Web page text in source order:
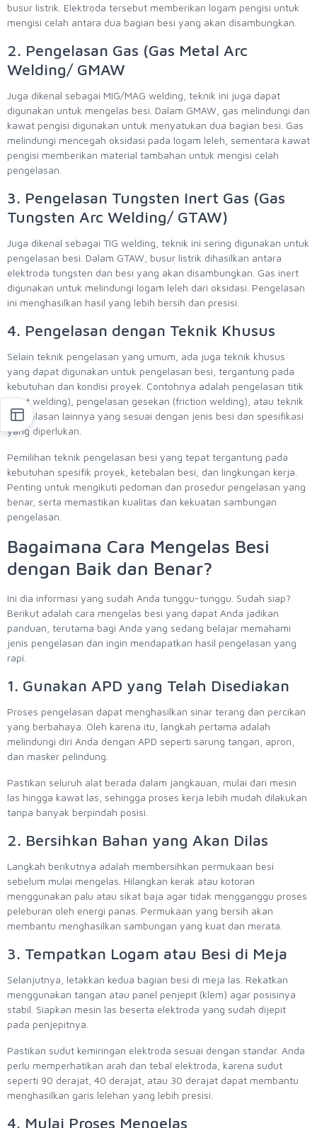
busur listrik. Elektroda tersebut memberikan logam pengisi untuk
mengisi celah antara dua bagian besi yang akan disambungkan.
2. Pengelasan Gas (Gas Metal Arc
Welding/ GMAW
Juga dikenal sebagai MIG/MAG welding, teknik ini juga dapat
digunakan untuk mengelas besi. Dalam GMAW, gas melindungi dan
kawat pengisi digunakan untuk menyatukan dua bagian besi. Gas
melindungi mencegah oksidasi pada logam leleh, sementara kawat
pengisi memberikan material tambahan untuk mengisi celah
pengelasan.
3. Pengelasan Tungsten Inert Gas (Gas
Tungsten Arc Welding/ GTAW)
Juga dikenal sebagai TIG welding, teknik ini sering digunakan untuk
pengelasan besi. Dalam GTAW, busur listrik dihasilkan antara
elektroda tungsten dan besi yang akan disambungkan. Gas inert
digunakan untuk melindungi logam leleh dari oksidasi. Pengelasan
ini menghasilkan hasil yang lebih bersih dan presisi.
4. Pengelasan dengan Teknik Khusus
Selain teknik pengelasan yang umum, ada juga teknik khusus
yang dapat digunakan untuk pengelasan besi, tergantung pada
kebutuhan dan kondisi proyek. Contohnya adalah pengelasan titik
(spot welding), pengelasan gesekan (friction welding), atau teknik
pengelasan lainnya yang sesuai dengan jenis besi dan spesifikasi
yang diperlukan.
Pemilihan teknik pengelasan besi yang tepat tergantung pada
kebutuhan spesifik proyek, ketebalan besi, dan lingkungan kerja.
Penting untuk mengikuti pedoman dan prosedur pengelasan yang
benar, serta memastikan kualitas dan kekuatan sambungan
pengelasan.
Bagaimana Cara Mengelas Besi
dengan Baik dan Benar?
Ini dia informasi yang sudah Anda tunggu-tunggu. Sudah siap?
Berikut adalah cara mengelas besi yang dapat Anda jadikan
panduan, terutama bagi Anda yang sedang belajar memahami
jenis pengelasan dan ingin mendapatkan hasil pengelasan yang
rapi.
1. Gunakan APD yang Telah Disediakan
Proses pengelasan dapat menghasilkan sinar terang dan percikan
yang berbahaya. Oleh karena itu, langkah pertama adalah
melindungi diri Anda dengan APD seperti sarung tangan, apron,
dan masker pelindung.
Pastikan seluruh alat berada dalam jangkauan, mulai dari mesin
las hingga kawat las, sehingga proses kerja lebih mudah dilakukan
tanpa banyak berpindah posisi.
2. Bersihkan Bahan yang Akan Dilas
Langkah berikutnya adalah membersihkan permukaan besi
sebelum mulai mengelas. Hilangkan kerak atau kotoran
menggunakan palu atau sikat baja agar tidak mengganggu proses
peleburan oleh energi panas. Permukaan yang bersih akan
membantu menghasilkan sambungan yang kuat dan merata.
3. Tempatkan Logam atau Besi di Meja
Selanjutnya, letakkan kedua bagian besi di meja las. Rekatkan
menggunakan tangan atau panel penjepit (klem) agar posisinya
stabil. Siapkan mesin las beserta elektroda yang sudah dijepit
pada penjepitnya.
Pastikan sudut kemiringan elektroda sesuai dengan standar. Anda
perlu memperhatikan arah dan tebal elektroda, karena sudut
seperti 90 derajat, 40 derajat, atau 30 derajat dapat membantu
menghasilkan garis lelehan yang lebih presisi.
4. Mulai Proses Mengelas